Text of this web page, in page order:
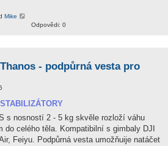
Mike
Odpovědi: 0
- podpůrná vesta pro
s nosností 2 - 5 kg skvěle rozloží váhu
do celého těla. Kompatibilní s gimbaly DJI
Feiyu. Podpůrná vesta umožňuije natáčet